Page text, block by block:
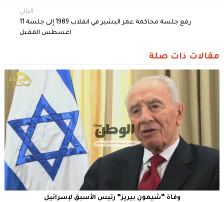
التالي
رفع جلسة محاكمة ‎عمر البشير في انقلاب 1989 إلى جلسة 11
اغسطس المقبل
مقالات ذات صلة
وفاة “شيمون بيريز‎” رئيس الأسبق لإسرائيل